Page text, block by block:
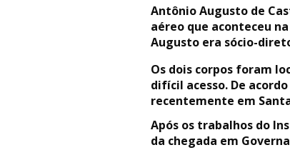
Antônio Augusto de
aéreo que aconteceu
Augusto era sócio-
Os dois corpos foram
difícil acesso. De
recentemente em
Após os trabalhos do
da chegada em